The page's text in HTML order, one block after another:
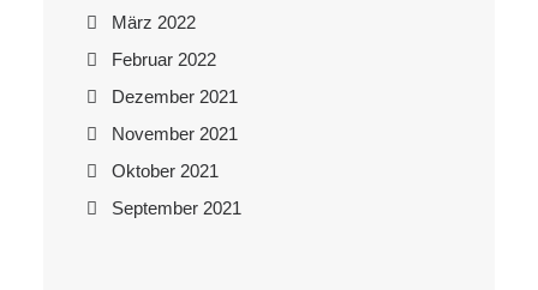
März 2022
Februar 2022
Dezember 2021
November 2021
Oktober 2021
September 2021